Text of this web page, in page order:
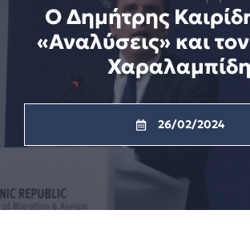
Ο Δημήτρης
«Αναλύσεις» και
Χαραλαμπίδη
26/02/2024